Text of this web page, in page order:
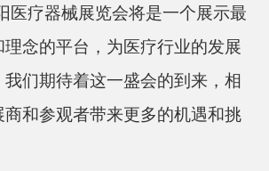
医疗器械展览会将是一个展示最
念的平台，为医疗行业的发展
们期待着这一盛会的到来，相
和参观者带来更多的机遇和挑